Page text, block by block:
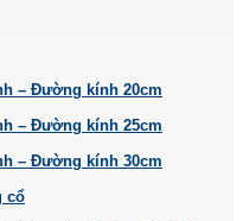
– Đường kính 20cm
– Đường kính 25cm
– Đường kính 30cm
cổ